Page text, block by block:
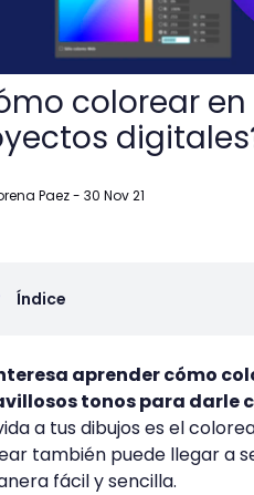
colorear
Paez- 30 Nov 21
Índice
aprender cómo
tonos para darle
a tus dibujos es el
también puede llegar a
fácil y sencilla.